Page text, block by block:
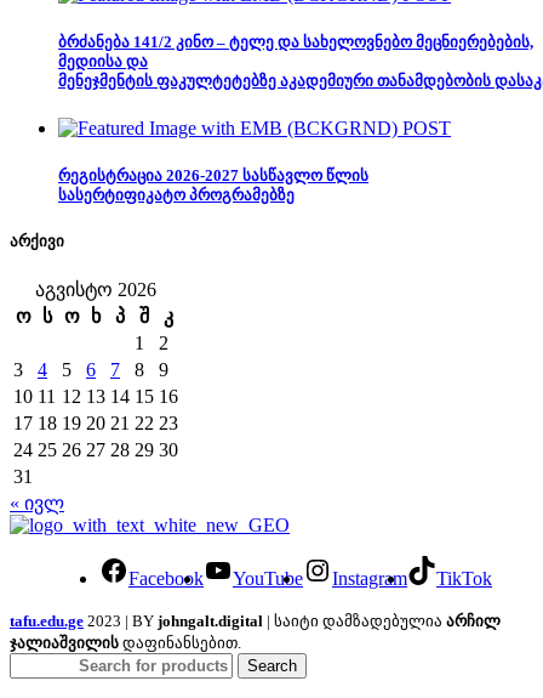
ბრძანება 141/2 კინო – ტელე და სახელოვნებო მეცნიერებების,
მედიისა და
მენეჯმენტის ფაკულტეტებზე აკადემიური თანამდებობის
რეგისტრაცია 2026-2027 სასწავლო წლის
სასერტიფიკატო პროგრამებზე
არქივი
აგვისტო 2026
ო
ს ო ხ პ შ
კ
1
2
3
4 5 6 7 8
9
10 11 12 13 14 15 16
17 18 19 20 21 22 23
24 25 26 27 28 29 30
31
« ივლ
Facebook YouTube Instagram TikTok
tafu.edu.ge 2023 | BY johngalt.digital | საიტი დამზადებულია არჩილ
ჯალიაშვილის დაფინანსებით.
Search